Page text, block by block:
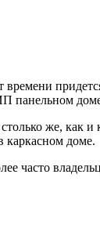
панельном
же, как
каркасном доме.
часто